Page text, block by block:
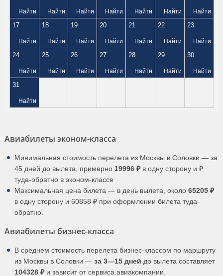
Найти Найти Найти Найти Найти Найти Найти
17
Найти
18
Найти
19
Найти
20
Найти
21
Найти
22
Найти
23
Найти
24
Найти
25
Найти
26
Найти
27
Найти
28
Найти
29
Найти
30
Найти
31
Найти
Авиабилеты эконом-класса
Минимальная стоимость перелета из Москвы в Соловки — за
45 дней до вылета, примерно 19996 ₽ в одну сторону и ₽
туда-обратно в эконом-классе
Максимальная цена билета — в день вылета, около 65205 ₽
в одну сторону и 60858 ₽ при оформлении билета туда-
обратно.
Авиабилеты бизнес-класса
В среднем стоимость перелета бизнес-классом по маршруту
из Москвы в Соловки — за 3—15 дней до вылета составляет
104328 ₽ и зависит от сервиса авиакомпании.